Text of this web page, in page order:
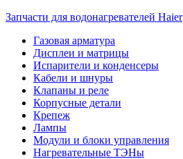
Запчасти для водонагревателей Haier
Газовая арматура
Дисплеи и матрицы
Испарители и конденсеры
Кабели и шнуры
Клапаны и реле
Корпусные детали
Крепеж
Лампы
Модули и блоки управления
Нагревательные ТЭНы